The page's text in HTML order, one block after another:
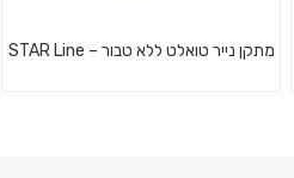
מתקן נייר טואלט ללא טבור – STAR Line